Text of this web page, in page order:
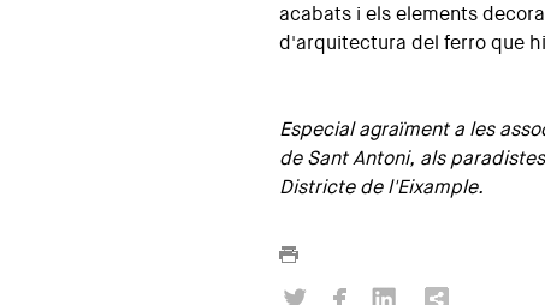
acabats i els elements
d'arquitectura del ferro que
Especial agraïment a les
de Sant Antoni, als
Districte de l'Eixample.